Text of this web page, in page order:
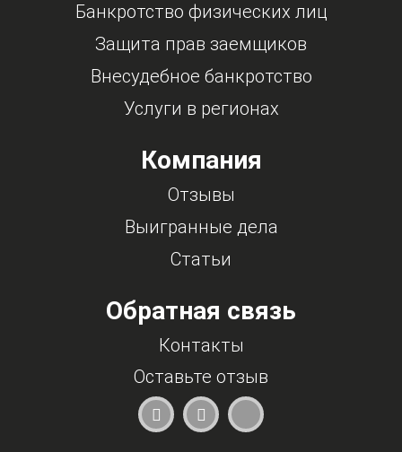
Банкротство физических лиц
Защита прав заемщиков
Внесудебное банкротство
Услуги в регионах
Компания
Отзывы
Выигранные дела
Статьи
Обратная связь
Контакты
Оставьте отзыв